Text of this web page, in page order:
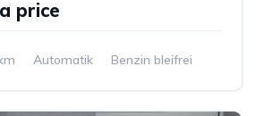
price
Automatik
Benzin bleifrei